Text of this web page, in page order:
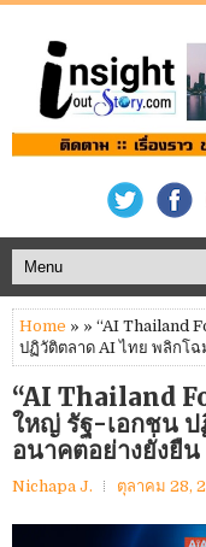
Home » » “AI Thailand
ปฏิวัติตลาด AI ไทย พลิกโ
“AI Thailand
ใหญ่ รัฐ-เอกชน
อนาคตอย่างยั่งยืน
Nichapa J. ตุลาคม 28,